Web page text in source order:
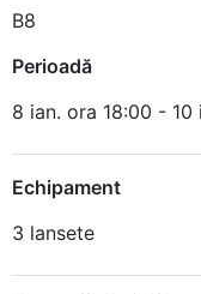
B8
Perioadă
8 ian. ora 18:00 - 10
Echipament
3 lansete